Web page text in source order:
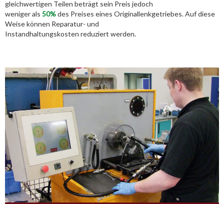
gleichwertigen Teilen beträgt sein Preis jedoch
weniger als 50%des Preises eines Originallenkgetriebes. Auf diese
Weise können Reparatur- und
Instandhaltungskosten reduziert werden.